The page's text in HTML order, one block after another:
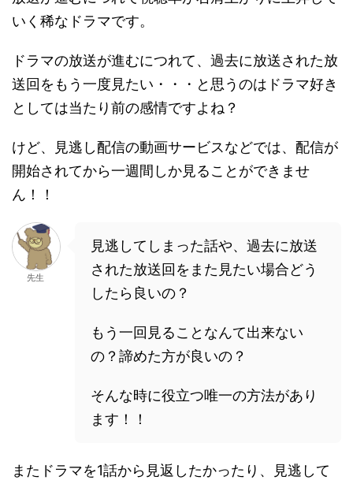
いく稀なドラマです。
ドラマの放送が進むにつれて、過去に放送された放
送回をもう一度見たい・・・と思うのはドラマ好き
としては当たり前の感情ですよね？
けど、見逃し配信の動画サービスなどでは、配信が
開始されてから一週間しか見ることができませ
ん！！
先生
見逃してしまった話や、過去に放送
された放送回をまた見たい場合どう
したら良いの？
もう一回見ることなんて出来ない
の？諦めた方が良いの？
そんな時に役立つ唯一の方法があり
ます！！
またドラマを1話から見返したかったり、見逃して